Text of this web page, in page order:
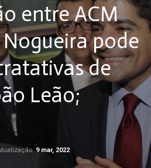
entre ACM
pode
de
Leão;
9 mar, 2022